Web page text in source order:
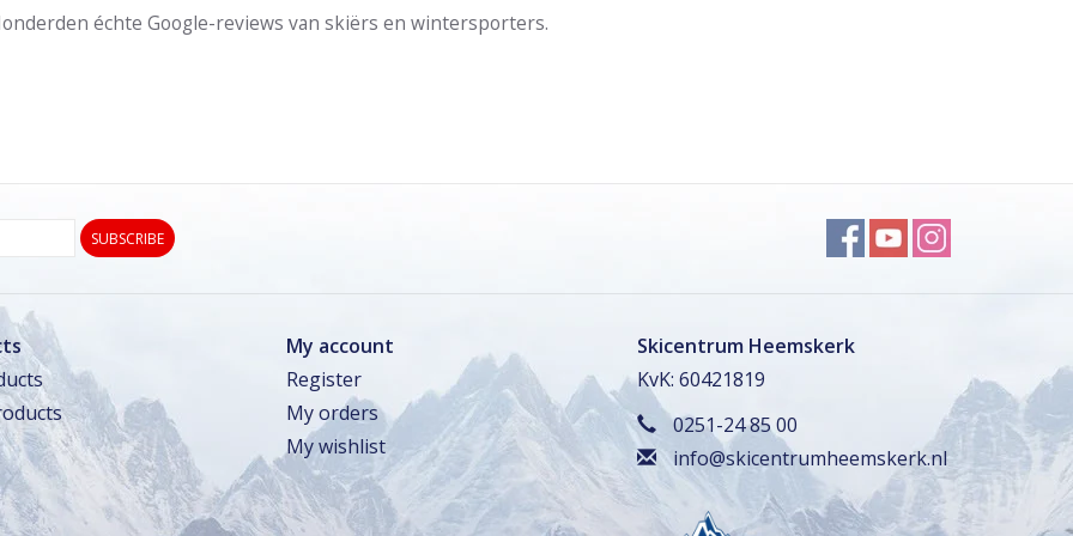
échte Google-reviews van skiërs en wintersporters.
SUBSCRIBE
My account
Register
My orders
My wishlist
Skicentrum Heemskerk
KvK: 60421819
0251-24 85 00
info@skicentrumheemskerk.nl